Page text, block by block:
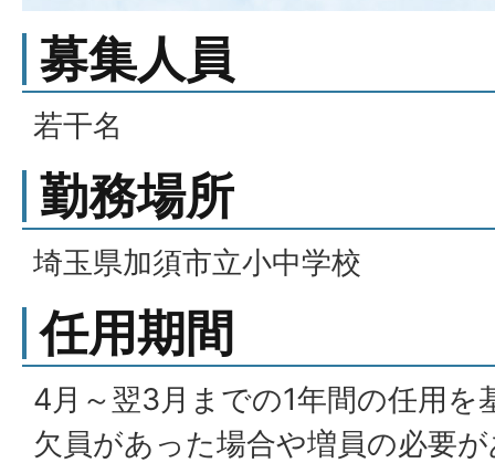
募集人員
若干名
勤務場所
埼玉県加須市立小中学校
任用期間
4月～翌3月までの1年間の任用を
欠員があった場合や増員の必要